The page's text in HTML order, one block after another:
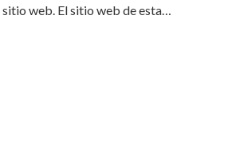
web. El sitio web de esta…